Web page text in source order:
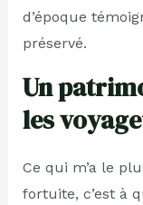
d’époque
préservé.
Un
les
Ce qui m’a le
fortuite, c’est à